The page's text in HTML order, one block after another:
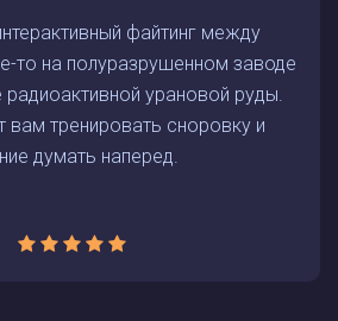
файтинг между
то на полуразрушенном заводе
радиоактивной урановой руды.
тренировать сноровку и
думать наперед.